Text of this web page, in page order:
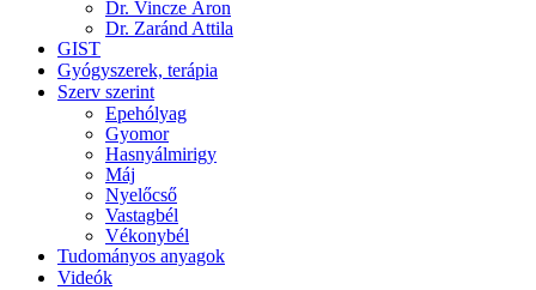
Dr. Vincze Áron
Dr. Zaránd Attila
GIST
Gyógyszerek, terápia
Szerv szerint
Epehólyag
Gyomor
Hasnyálmirigy
Máj
Nyelőcső
Vastagbél
Vékonybél
Tudományos anyagok
Videók